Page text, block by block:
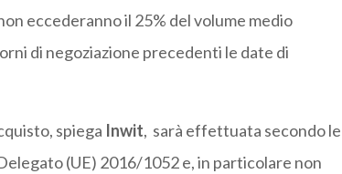
eccederanno il 25% del volume medio
di negoziazione precedenti le date di
spiega Inwit, sarà effettuata secondo le
(UE) 2016/1052 e, in particolare non